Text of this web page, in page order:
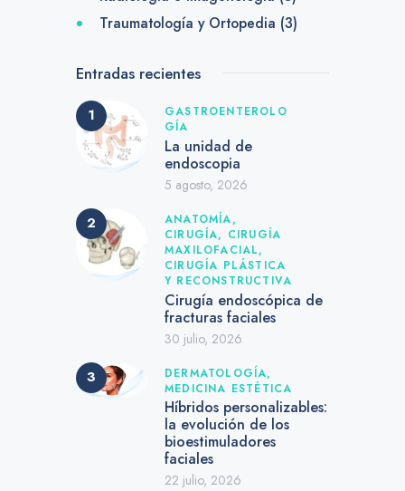
Traumatología y Ortopedia (3)
Entradas recientes
GASTROENTEROLO
GÍA
La unidad de
endoscopia
5 agosto, 2026
ANATOMÍA,
CIRUGÍA, CIRUGÍA
MAXILOFACIAL,
CIRUGÍA PLÁSTICA
Y RECONSTRUCTIVA
Cirugía endoscópica de
fracturas faciales
30 julio, 2026
DERMATOLOGÍA,
MEDICINA ESTÉTICA
Híbridos personalizables:
la evolución de los
bioestimuladores
faciales
22 julio, 2026